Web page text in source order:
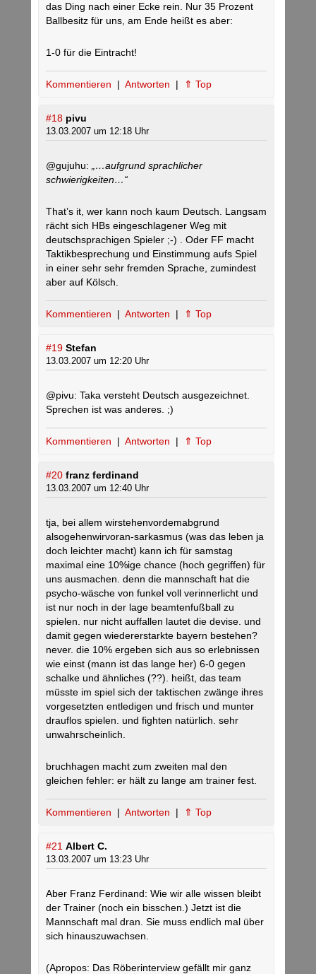
das Ding nach einer Ecke rein. Nur 35 Prozent
Ballbesitz für uns, am Ende heißt es aber:
1-0 für die Eintracht!
Kommentieren | Antworten | ⇑ Top
#18 pivu
13.03.2007 um 12:18 Uhr
@gujuhu:
„…aufgrund sprachlicher
schwierigkeiten…“
That’s it, wer kann noch kaum Deutsch. Langsam
rächt sich HBs eingeschlagener Weg mit
deutschsprachigen Spieler ;-) . Oder FF macht
Taktikbesprechung und Einstimmung aufs Spiel
in einer sehr sehr fremden Sprache, zumindest
aber auf Kölsch.
Kommentieren | Antworten | ⇑ Top
#19 Stefan
13.03.2007 um 12:20 Uhr
@pivu: Taka versteht Deutsch ausgezeichnet.
Sprechen ist was anderes. ;)
Kommentieren | Antworten | ⇑ Top
#20 franz ferdinand
13.03.2007 um 12:40 Uhr
tja, bei allem wirstehenvordemabgrund
alsogehenwirvoran-sarkasmus (was das leben ja
doch leichter macht) kann ich für samstag
maximal eine 10%ige chance (hoch gegriffen) für
uns ausmachen. denn die mannschaft hat die
psycho-wäsche von funkel voll verinnerlicht und
ist nur noch in der lage beamtenfußball zu
spielen. nur nicht auffallen lautet die devise. und
damit gegen wiedererstarkte bayern bestehen?
never. die 10% ergeben sich aus so erlebnissen
wie einst (mann ist das lange her) 6-0 gegen
schalke und ähnliches (??). heißt, das team
müsste im spiel sich der taktischen zwänge ihres
vorgesetzten entledigen und frisch und munter
drauflos spielen. und fighten natürlich. sehr
unwahrscheinlich.
bruchhagen macht zum zweiten mal den
gleichen fehler: er hält zu lange am trainer fest.
Kommentieren | Antworten | ⇑ Top
#21 Albert C.
13.03.2007 um 13:23 Uhr
Aber Franz Ferdinand: Wie wir alle wissen bleibt
der Trainer (noch ein bisschen.) Jetzt ist die
Mannschaft mal dran. Sie muss endlich mal über
sich hinauszuwachsen.
(Apropos: Das Röberinterview gefällt mir ganz